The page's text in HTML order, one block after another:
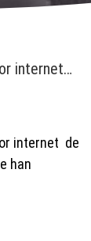
internet…
internet de
han